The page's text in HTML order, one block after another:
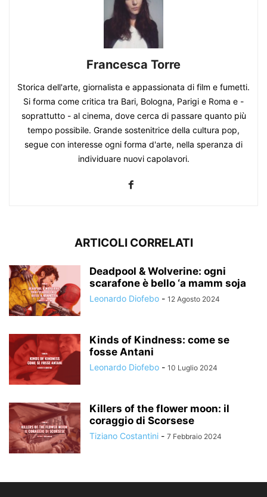
Francesca Torre
Storica dell'arte, giornalista e appassionata di film e fumetti.
Si forma come critica tra Bari, Bologna, Parigi e Roma e -
soprattutto - al cinema, dove cerca di passare quanto più
tempo possibile. Grande sostenitrice della cultura pop,
segue con interesse ogni forma d'arte, nella speranza di
individuare nuovi capolavori.
ARTICOLI CORRELATI
Deadpool & Wolverine: ogni
scarafone è bello ‘a mamm soja
Leonardo Diofebo - 12 Agosto 2024
Kinds of Kindness: come se
fosse Antani
Leonardo Diofebo - 10 Luglio 2024
Killers of the flower moon: il
coraggio di Scorsese
Tiziano Costantini - 7 Febbraio 2024